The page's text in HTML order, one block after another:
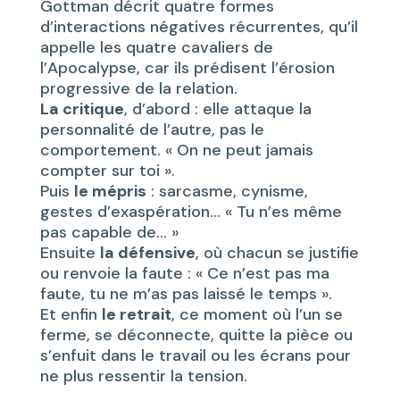
Gottman décrit quatre formes
d’interactions négatives récurrentes, qu’il
appelle les quatre cavaliers de
l’Apocalypse, car ils prédisent l’érosion
progressive de la relation.
La critique, d’abord : elle attaque la
personnalité de l’autre, pas le
comportement. « On ne peut jamais
compter sur toi ».
Puis le mépris : sarcasme, cynisme,
gestes d’exaspération… « Tu n’es même
pas capable de… »
Ensuite la défensive, où chacun se justifie
ou renvoie la faute : « Ce n’est pas ma
faute, tu ne m’as pas laissé le temps ».
Et enfin le retrait, ce moment où l’un se
ferme, se déconnecte, quitte la pièce ou
s’enfuit dans le travail ou les écrans pour
ne plus ressentir la tension.